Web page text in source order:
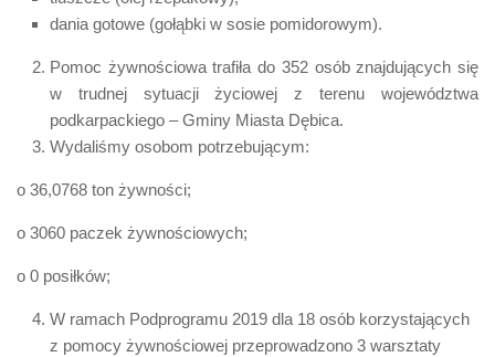
dania gotowe (gołąbki w sosie pomidorowym).
Pomoc żywnościowa trafiła do 352 osób znajdujących się
w trudnej sytuacji życiowej z terenu województwa
podkarpackiego – Gminy Miasta Dębica.
Wydaliśmy osobom potrzebującym:
o 36,0768 ton żywności;
o 3060 paczek żywnościowych;
o 0 posiłków;
W ramach Podprogramu 2019 dla 18 osób korzystających
z pomocy żywnościowej przeprowadzono 3 warsztaty